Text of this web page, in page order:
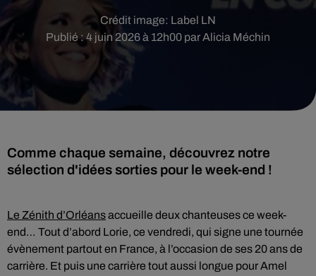
Publié : 4 juin 2026 à 12h00 par Alicia Méchin
Crédit image: Label LN
Comme chaque semaine, découvrez notre
sélection d'idées sorties pour le week-end !
Le Zénith d’Orléansaccueille deux chanteuses ce week-
end… Tout d’abord Lorie, ce vendredi, qui signe une tournée
évènement partout en France, à l’occasion de ses 20 ans de
carrière. Et puis une carrière tout aussi longue pour Amel